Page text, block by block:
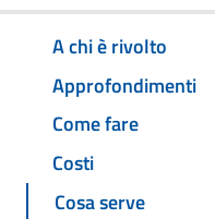
A chi è rivolto
Approfondimenti
Come fare
Costi
Cosa serve